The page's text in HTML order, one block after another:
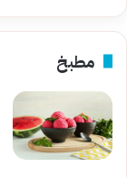
مطبخ